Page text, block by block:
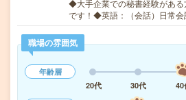
◆大手企業での秘書経験があ
です！◆英語：（会話）日常
職場の雰囲気
年齢層
20代
30代 40